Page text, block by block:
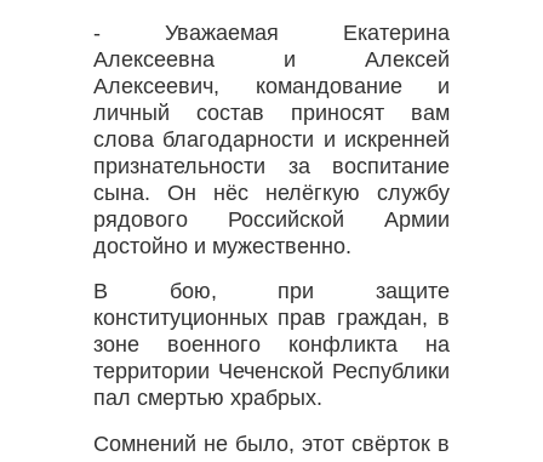
- Уважаемая Екатерина
Алексеевна и Алексей
Алексеевич, командование и
личный состав приносят вам
слова благодарности и искренней
признательности за воспитание
сына. Он нёс нелёгкую службу
рядового Российской Армии
достойно и мужественно.
В бою, при защите
конституционных прав граждан, в
зоне военного конфликта на
территории Чеченской Республики
пал смертью храбрых.
Сомнений не было, этот свёрток в